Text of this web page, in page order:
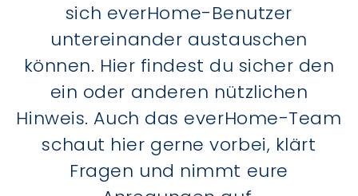
sich everHome-Benutzer
untereinander austauschen
können. Hier findest du sicher den
ein oder anderen nützlichen
Hinweis. Auch das everHome-Team
schaut hier gerne vorbei, klärt
Fragen und nimmt eure